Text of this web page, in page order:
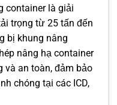
container là giải
trọng từ 25 tấn đến
bị khung nâng
nâng hạ container
và an toàn, đảm bảo
chóng tại các ICD,